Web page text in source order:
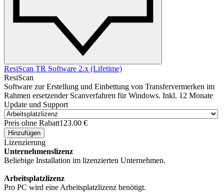
ResiScan TR Software 2.x (Lifetime)
ResiScan
Software zur Erstellung und Einbettung von Transfervermerken im
Rahmen ersetzender Scanverfahren für Windows. Inkl. 12 Monate
Update und Support
Preis ohne Rabatt123.00 €
Hinzufügen
Lizenzierung
Unternehmenslizenz
Beliebige Installation im lizenzierten Unternehmen.
Arbeitsplatzlizenz
Pro PC wird eine Arbeitsplatzlizenz benötigt.